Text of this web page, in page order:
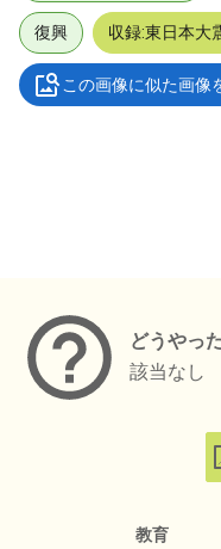
復興 収録:東日本大
この画像に似た画像
どうやっ
該当なし
教育